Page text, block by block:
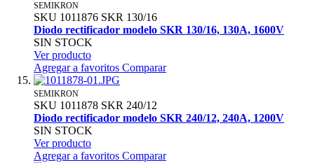
SEMIKRON
SKU 1011876 SKR 130/16
Diodo rectificador modelo SKR 130/16, 130A, 1600V
SIN STOCK
Ver producto
Agregar a favoritos Comparar
SEMIKRON
SKU 1011878 SKR 240/12
Diodo rectificador modelo SKR 240/12, 240A, 1200V
SIN STOCK
Ver producto
Agregar a favoritos Comparar